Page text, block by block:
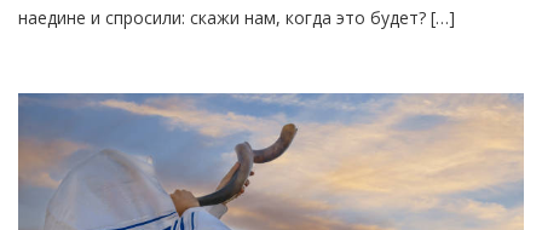
наедине и спросили: скажи нам, когда это будет? […]